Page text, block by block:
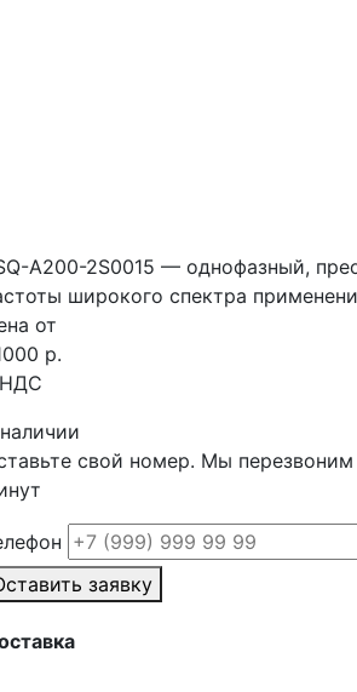
A200-2S0015 — однофазный,
широкого спектра
от
р.
свой номер. Мы перезвоним
заявку